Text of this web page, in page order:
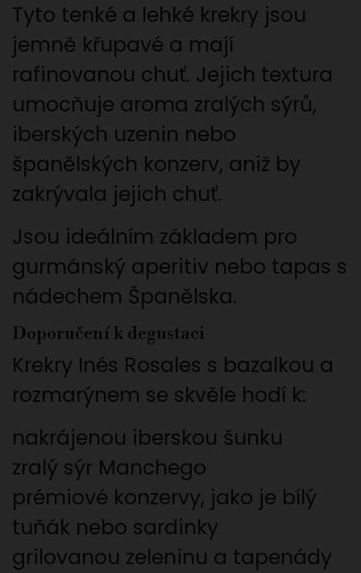
Tyto tenké a lehké krekry jsou
jemně křupavé a mají
rafinovanou chuť. Jejich textura
umocňuje aroma zralých sýrů,
iberských uzenin nebo
španělských konzerv, aniž by
zakrývala jejich chuť.
Jsou ideálním základem pro
gurmánský aperitiv nebo tapas s
nádechem Španělska.
Doporučení k degustaci
Krekry Inés Rosales s bazalkou a
rozmarýnem se skvěle hodí k:
nakrájenou iberskou šunku
zralý sýr Manchego
prémiové konzervy, jako je bílý
tuňák nebo sardinky
grilovanou zeleninu a tapenády